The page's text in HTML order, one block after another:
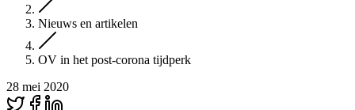
Nieuws en artikelen
OV in het post-corona tijdperk
28 mei 2020